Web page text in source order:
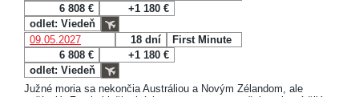
6 808 €
+1 180 €
odlet: Viedeň
09.05.2027
18 dní
First Minute
6 808 €
+1 180 €
odlet: Viedeň
Južné moria sa nekončia Austráliou a Novým Zélandom, ale